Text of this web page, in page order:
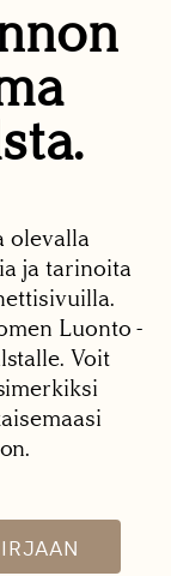
olevalla
ja tarinoita
Luonto -
Voit